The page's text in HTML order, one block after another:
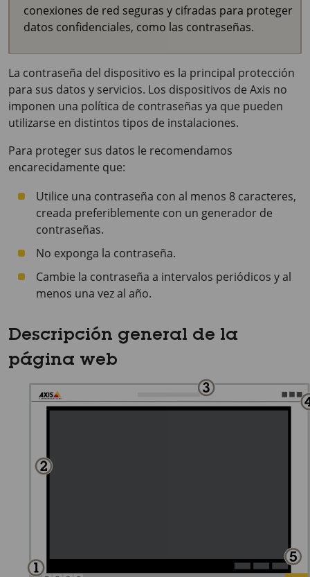
conexiones de red seguras y cifradas para proteger
datos confidenciales, como las contraseñas.
La contraseña del dispositivo es la principal protección
para sus datos y servicios. Los dispositivos de Axis no
imponen una política de contraseñas ya que pueden
utilizarse en distintos tipos de instalaciones.
Para proteger sus datos le recomendamos
encarecidamente que:
Utilice una contraseña con al menos 8 caracteres,
creada preferiblemente con un generador de
contraseñas.
No exponga la contraseña.
Cambie la contraseña a intervalos periódicos y al
menos una vez al año.
Descripción general de la
página web